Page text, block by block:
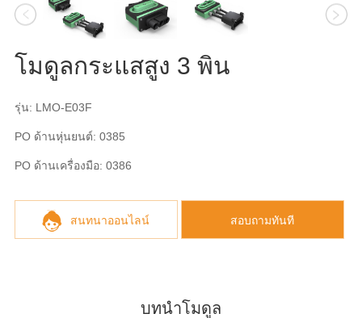
โมดูลกระแสสูง 3 พิน
รุ่น: LMO-E03F
PO ด้านหุ่นยนต์: 0385
PO ด้านเครื่องมือ: 0386
สนทนาออนไลน์ สอบถามทันที
บทนำโมดูล